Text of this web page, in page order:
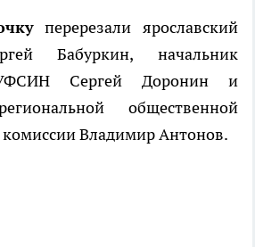
перерезали ярославский
Бабуркин, начальник
УФСИН Сергей Доронин и
общественной
Владимир Антонов.